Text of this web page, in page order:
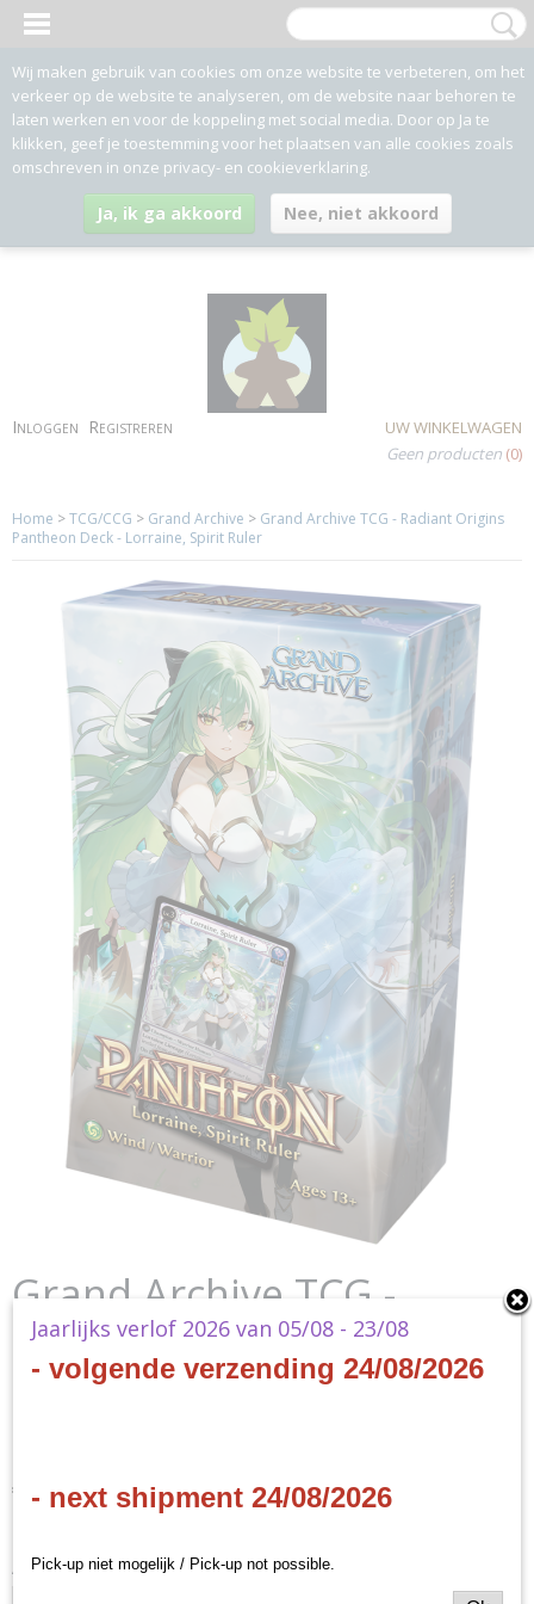
Inloggen Registreren
UW WINKELWAGEN
Geen producten (0)
Home >TCG/CCG > Grand Archive > Grand Archive TCG - Radiant Origins
Pantheon Deck - Lorraine, Spirit Ruler
Grand Archive TCG -
Radiant Origins Pantheon
Deck - Lorraine, Spirit
€ 34,60 (inclusief btw 21%)
Aantal
Wij maken gebruik van cookies om onze website te verbeteren, om het
verkeer op de website te analyseren, om de website naar behoren te
laten werken en voor de koppeling met social media. Door op Ja te
klikken, geef je toestemming voor het plaatsen van alle cookies zoals
omschreven in onze privacy- en cookieverklaring.
Ja, ik ga akkoord Nee, niet akkoord
Jaarlijks verlof 2026 van 05/08 - 23/08
- volgende verzending 24/08/2026
- next shipment 24/08/2026
Pick-up niet mogelijk / Pick-up not possible.